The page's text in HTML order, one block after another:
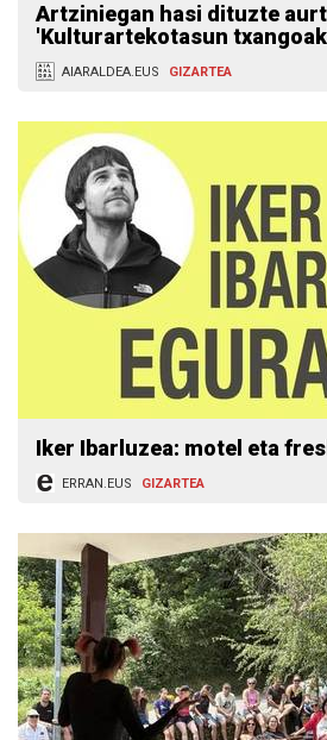
Artziniegan hasi dituzte
'Kulturartekotasun
AIARALDEA.EUS GIZARTEA
Iker Ibarluzea: motel eta
ERRAN.EUS GIZARTEA